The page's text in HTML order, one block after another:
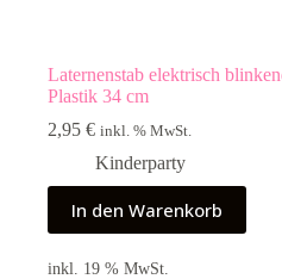
Laternenstab elektrisch
Plastik 34 cm
2,95 € inkl. % MwSt.
Kinderparty
In den Warenkorb
inkl. 19 % MwSt.